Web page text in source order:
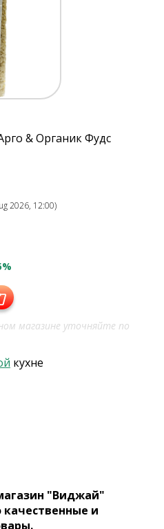
& Органик Фудс
2026, 12:00)
магазине уточняйте по
кухне
"Виджай"
и